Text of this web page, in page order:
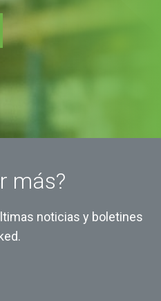
más?
noticias y boletines